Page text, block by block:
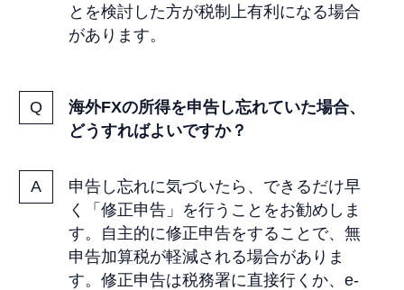
とを検討した方が税制上有利になる場合
があります。
海外FXの所得を申告し忘れていた場合、
どうすればよいですか？
申告し忘れに気づいたら、できるだけ早
く「修正申告」を行うことをお勧めしま
す。自主的に修正申告をすることで、無
申告加算税が軽減される場合がありま
す。修正申告は税務署に直接行くか、e-